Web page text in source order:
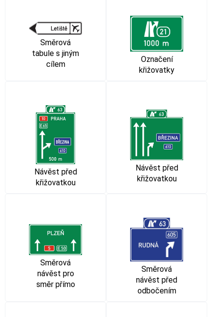
Směrová
tabule s jiným
cílem
Označení
křižovatky
Návěst před
křižovatkou
Návěst před
křižovatkou
Směrová
návěst pro
směr přímo
Směrová
návěst před
odbočením